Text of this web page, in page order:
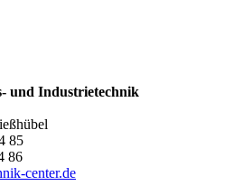
und Industrietechnik
85
86
center.de